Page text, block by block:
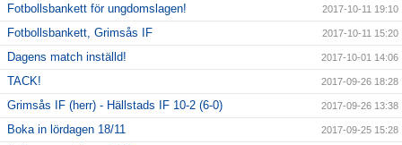
Fotbollsbankett för ungdomslagen! 2017-10-11 19:10
Fotbollsbankett, Grimsås IF 2017-10-11 15:20
Dagens match inställd! 2017-10-01 14:06
TACK! 2017-09-26 18:28
Grimsås IF (herr) - Hällstads IF 10-2 (6-0) 2017-09-26 13:38
Boka in lördagen 18/11 2017-09-25 15:28